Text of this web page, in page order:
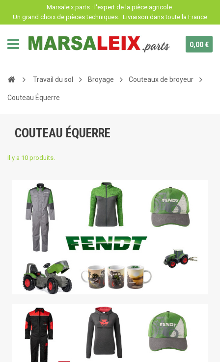
Marsaleix.parts : l'expert de la pièce agricole.
Un grand choix de pièces techniques. Livraison dans toute la France
0,00 €
Travail du sol Broyage Couteaux de broyeur
Couteau Équerre
COUTEAU ÉQUERRE
Il y a 10 produits.
Panneau de gestion des cookies